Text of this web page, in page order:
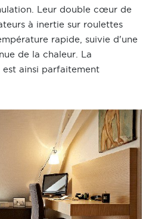
Leur double cœur de
à inertie sur roulettes
rapide, suivie d'une
de la chaleur. La
est ainsi parfaitement